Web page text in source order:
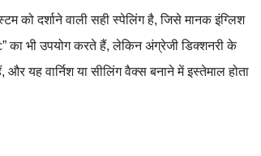
को दर्शाने वाली सही स्पेलिंग है, जिसे मानक इंग्लिश
का भी उपयोग करते हैं, लेकिन अंग्रेजी डिक्शनरी के
यह वार्निश या सीलिंग वैक्स बनाने में इस्तेमाल होता